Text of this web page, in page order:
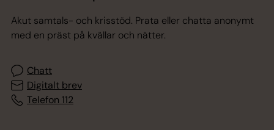
Akut samtals- och krisstöd. Prata eller chatta anonymt
med en präst på kvällar och nätter.
Chatt
Digitalt brev
Telefon 112